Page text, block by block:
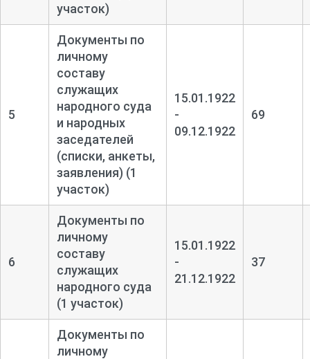
участок)
5
Документы по
личному
составу
служащих
народного суда
и народных
заседателей
(списки, анкеты,
заявления) (1
участок)
15.01.1922
-
09.12.1922
69
6
Документы по
личному
составу
служащих
народного суда
(1 участок)
15.01.1922
-
21.12.1922
37
Документы по
личному